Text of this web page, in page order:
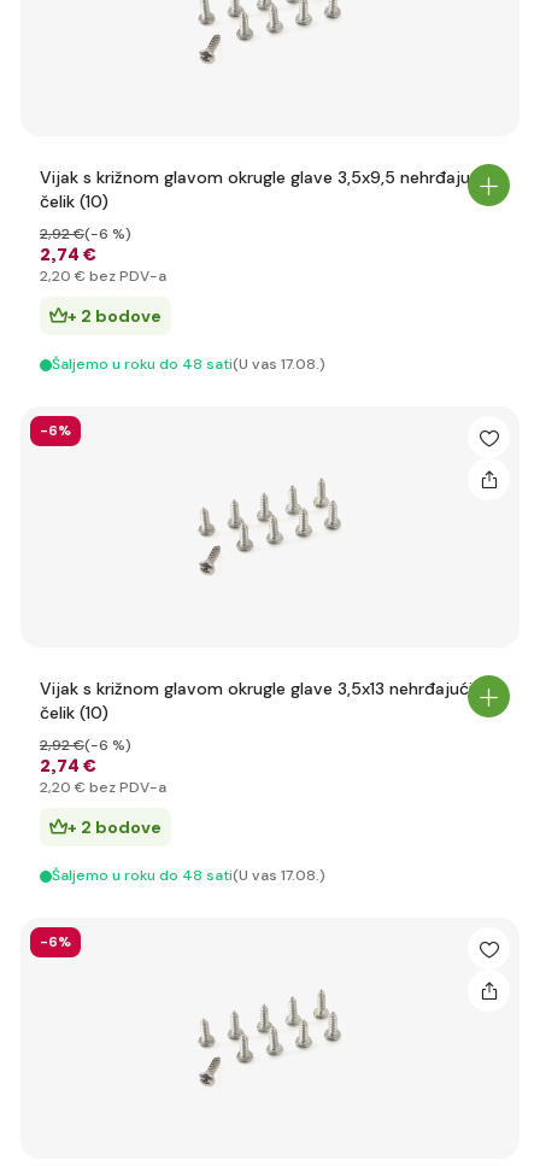
Vijak s križnom glavom okrugle glave 3,5x9,5 nehrđajući
čelik (10)
2,74 €
2,92 €(-6 %)
2,20 € bez PDV-a
+ 2 bodove
Šaljemo u roku do 48 sati(U vas 17.08.)
-6%
Vijak s križnom glavom okrugle glave 3,5x13 nehrđajući
čelik (10)
2,74 €
2,92 €(-6 %)
2,20 € bez PDV-a
+ 2 bodove
Šaljemo u roku do 48 sati(U vas 17.08.)
-6%